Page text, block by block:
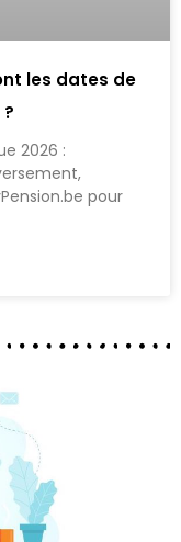
les dates de
2026 :
pour